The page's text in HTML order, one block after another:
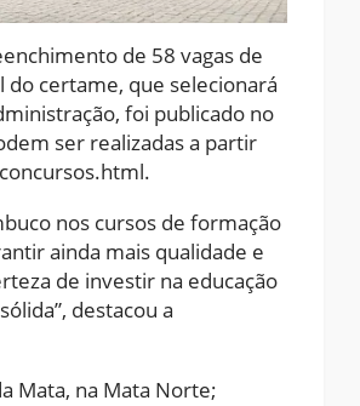
de 58 vagas de
do certame, que selecionará
foi publicado no
ser realizadas a partir
nos cursos de formação
ainda mais qualidade e
de investir na educação
destacou a
Mata, na Mata Norte;